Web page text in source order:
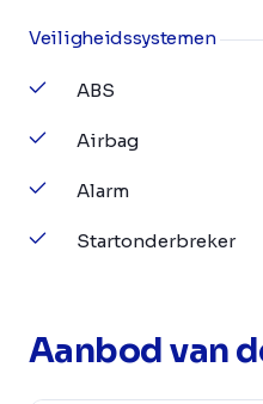
Veiligheidssystemen
ABS
Airbag
Alarm
Startonderbreker
Aanbod van